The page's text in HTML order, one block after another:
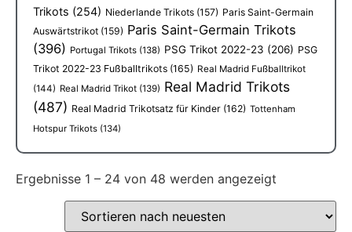
Trikots (254) Niederlande Trikots (157) Paris Saint-Germain
Auswärtstrikot (159) Paris Saint-Germain Trikots
(396) Portugal Trikots (138) PSG Trikot 2022-23 (206) PSG
Trikot 2022-23 Fußballtrikots (165) Real Madrid Fußballtrikot
(144) Real Madrid Trikot (139) Real Madrid Trikots
(487) Real Madrid Trikotsatz für Kinder (162) Tottenham
Hotspur Trikots (134)
Ergebnisse 1 – 24 von 48 werden angezeigt